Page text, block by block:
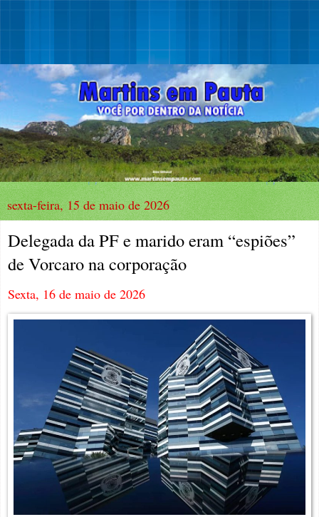
sexta-feira, 15 de maio de 2026
Delegada da PF e marido eram “espiões”
de Vorcaro na corporação
Sexta, 16 de maio de 2026